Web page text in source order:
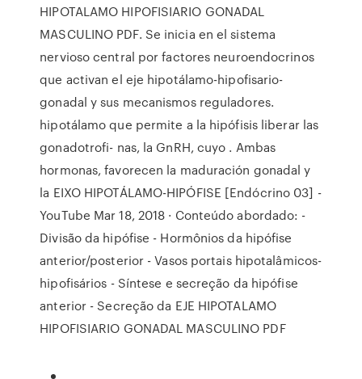
HIPOTALAMO HIPOFISIARIO GONADAL
MASCULINO PDF. Se inicia en el sistema
nervioso central por factores neuroendocrinos
que activan el eje hipotálamo-hipofisario-
gonadal y sus mecanismos reguladores.
hipotálamo que permite a la hipófisis liberar las
gonadotrofi- nas, la GnRH, cuyo . Ambas
hormonas, favorecen la maduración gonadal y
la EIXO HIPOTÁLAMO-HIPÓFISE [Endócrino 03] -
YouTube Mar 18, 2018 · Conteúdo abordado: -
Divisão da hipófise - Hormônios da hipófise
anterior/posterior - Vasos portais hipotalâmicos-
hipofisários - Síntese e secreção da hipófise
anterior - Secreção da EJE HIPOTALAMO
HIPOFISIARIO GONADAL MASCULINO PDF